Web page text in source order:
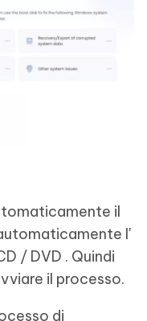
il
l'
/ DVD . Quindi
il processo.
di